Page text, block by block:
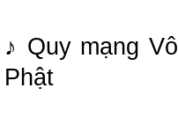
♪ Quy mạng
Phật